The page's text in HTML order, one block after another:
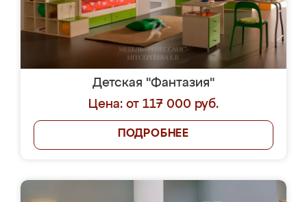
Детская "Фантазия"
Цена: от 117 000 руб.
ПОДРОБНЕЕ